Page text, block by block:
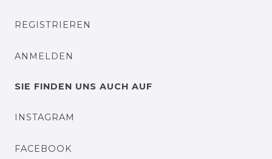
REGISTRIEREN
ANMELDEN
SIE FINDEN UNS AUCH AUF
INSTAGRAM
FACEBOOK